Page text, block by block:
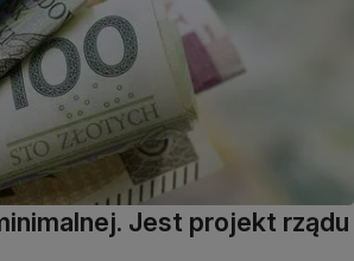
Jest projekt rządu